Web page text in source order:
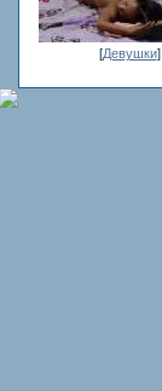
[Девушки]